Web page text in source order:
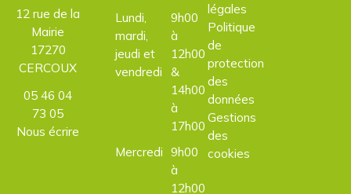
12 rue de la
Mairie
17270
CERCOUX
05 46 04
73 05
Nous écrire
Lundi,
mardi,
jeudi et
vendredi
9h00
à
12h00
&
14h00
à
17h00
Mercredi 9h00
à
12h00
légales
Politique
de
protection
des
données
Gestions
des
cookies